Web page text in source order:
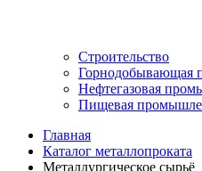
Строительство
Горнодобывающая
Нефтегазовая
Пищевая
Главная
Каталог металлопроката
Металлургическое сырьё